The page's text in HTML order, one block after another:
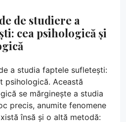
de studiere a
cea psihologică și
a studia faptele sufletești:
psihologică. Această
se mărginește a studia
precis, anumite fenomene
însă și o altă metodă: